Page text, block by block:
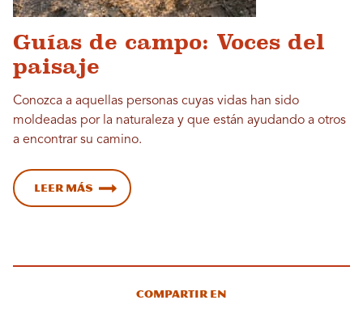
Guías de campo: Voces del
paisaje
Conozca a aquellas personas cuyas vidas han sido
moldeadas por la naturaleza y que están ayudando a otros
a encontrar su camino.
Leer más
Compartir en